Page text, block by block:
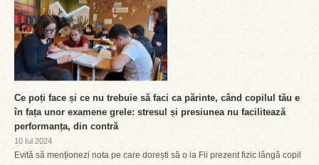
Ce poți face și ce nu trebuie să faci ca părinte, când copilul tău e
în fața unor examene grele: stresul și presiunea nu facilitează
performanța, din contră
10 Iul 2024
Evită să menționezi nota pe care dorești să o ia Fii prezent fizic lângă copil